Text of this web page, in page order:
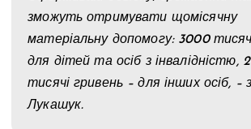
зможуть отримувати щомісячну
матеріальну допомогу: 3000
для дітей та осіб з інвалідністю,
тисячі гривень – для інших осіб, –
Лукашук.